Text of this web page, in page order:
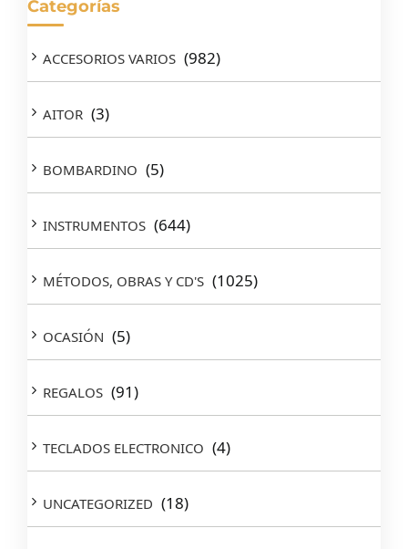
Categorías
ACCESORIOS VARIOS (982)
AITOR (3)
BOMBARDINO (5)
INSTRUMENTOS (644)
MÉTODOS, OBRAS Y CD'S (1025)
OCASIÓN (5)
REGALOS (91)
TECLADOS ELECTRONICO (4)
UNCATEGORIZED (18)